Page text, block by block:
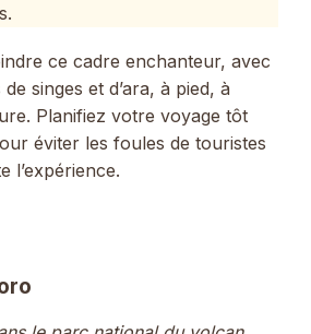
ce cadre enchanteur, avec
singes et d’ara, à pied, à
Planifiez votre voyage tôt
éviter les foules de touristes
l’expérience.